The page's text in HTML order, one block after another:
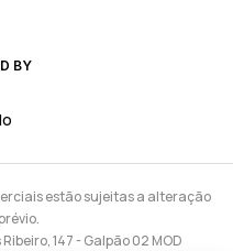
BY
estão sujeitas a alteração
147 - Galpão 02 MOD